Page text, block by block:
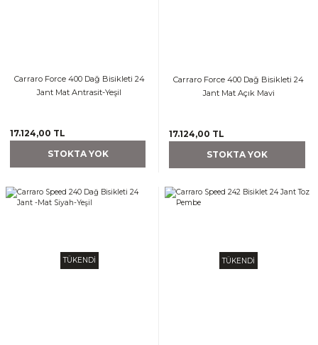
Carraro Force 400 Dağ Bisikleti 24
Jant Mat Antrasit-Yeşil
17.124,00 TL
STOKTA YOK
Carraro Force 400 Dağ Bisikleti 24
Jant Mat Açık Mavi
17.124,00 TL
STOKTA YOK
TÜKENDİ TÜKENDİ